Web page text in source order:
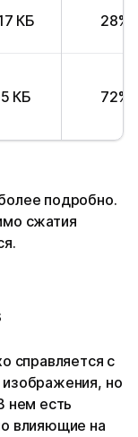
КБ 28%
КБ 72%
подробно.
сжатия
справляется с
изображения, но
нем есть
влияющие на